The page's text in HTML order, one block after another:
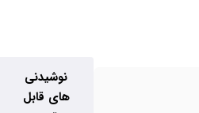
نوشیدنی
های قابل